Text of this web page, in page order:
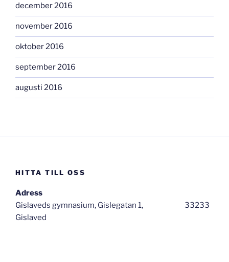
december 2016
november 2016
oktober 2016
september 2016
augusti 2016
HITTA TILL OSS
Adress
Gislaveds gymnasium, Gislegatan 1, 33233
Gislaved